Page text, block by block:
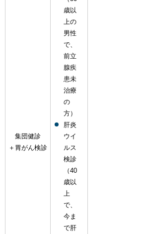
集団健診
＋胃がん検診
歳以
上の
男性
で、
前立
腺疾
患未
治療
の
方）
肝炎
ウイ
ルス
検診
（40
歳以
上
で、
今ま
で肝